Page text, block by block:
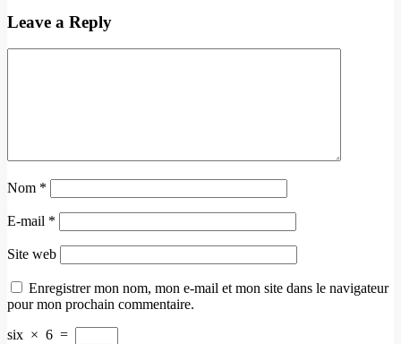
Leave a Reply
Nom *
E-mail *
Site web
Enregistrer mon nom, mon e-mail et mon site dans le navigateur
pour mon prochain commentaire.
six × 6 =